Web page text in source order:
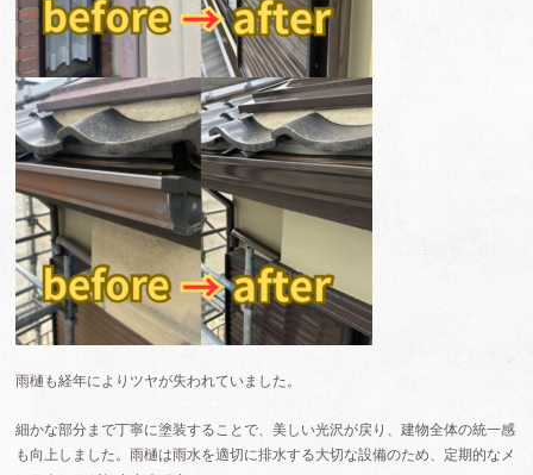
雨樋も経年によりツヤが失われていました。
細かな部分まで丁寧に塗装することで、美しい光沢が戻り、建物全体の統一感
も向上しました。雨樋は雨水を適切に排水する大切な設備のため、定期的なメ